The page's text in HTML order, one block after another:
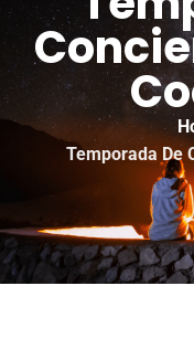
Temporada De